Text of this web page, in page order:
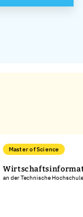
Master of Science
an der Technische